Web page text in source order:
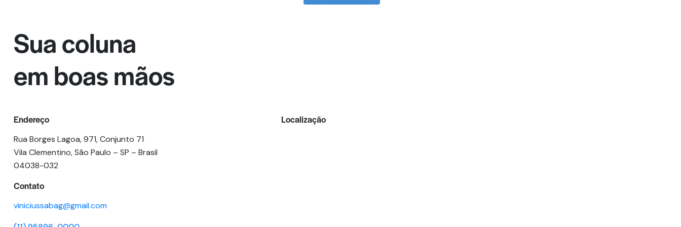
Sua coluna
em boas mãos
Endereço
Rua Borges Lagoa, 971, Conjunto 71
Vila Clementino, São Paulo – SP – Brasil
04038-032
Contato
viniciussabag@gmail.com
Localização